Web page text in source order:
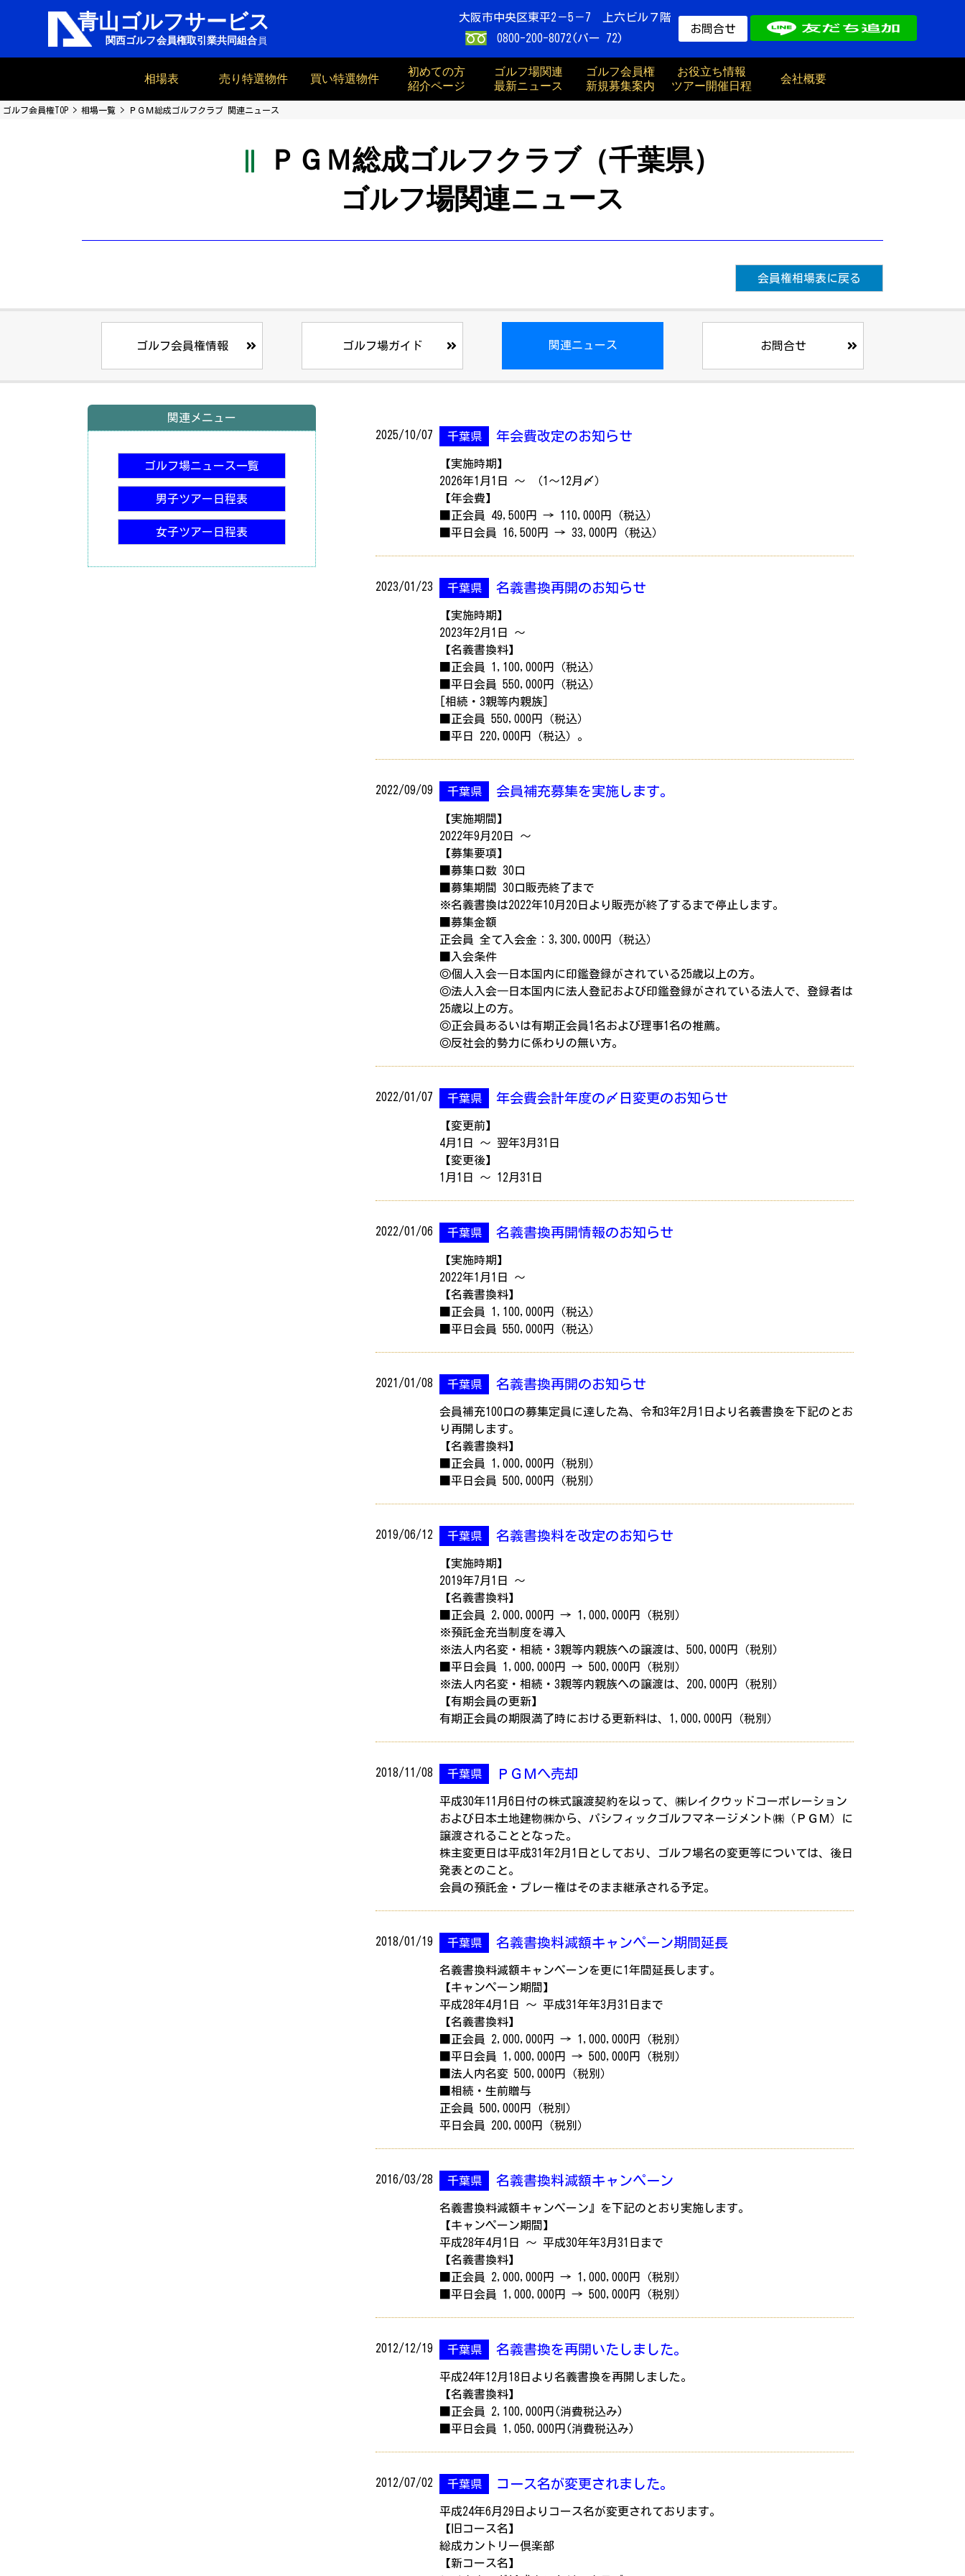
大阪市中央区東平2－5－7 上六ビル７階
0800-200-8072(パー 72)
お問合せ
相場表 売り特選物件 買い特選物件
初めての方
紹介ページ
ゴルフ場関連
最新ニュース
ゴルフ会員権
新規募集案内
お役立ち情報
ツアー開催日程
会社概要
ゴルフ会員権TOP 相場一覧 ＰＧＭ総成ゴルフクラブ 関連ニュース
ＰＧＭ総成ゴルフクラブ（千葉県）
ゴルフ場関連ニュース
会員権相場表に戻る
ゴルフ会員権情報 ゴルフ場ガイド 関連ニュース お問合せ
関連メニュー
ゴルフ場ニュース一覧
男子ツアー日程表
女子ツアー日程表
2025/10/07 千葉県 年会費改定のお知らせ
【実施時期】
2026年1月1日 ～ （1～12月〆）
【年会費】
■正会員 49,500円 → 110,000円（税込）
■平日会員 16,500円 → 33,000円（税込）
2023/01/23 千葉県 名義書換再開のお知らせ
【実施時期】
2023年2月1日 ～
【名義書換料】
■正会員 1,100,000円（税込）
■平日会員 550,000円（税込）
[相続・3親等内親族]
■正会員 550,000円（税込）
■平日 220,000円（税込）。
2022/09/09 千葉県 会員補充募集を実施します。
【実施期間】
2022年9月20日 ～
【募集要項】
■募集口数 30口
■募集期間 30口販売終了まで
※名義書換は2022年10月20日より販売が終了するまで停止します。
■募集金額
正会員 全て入会金：3,300,000円（税込）
■入会条件
◎個人入会―日本国内に印鑑登録がされている25歳以上の方。
◎法人入会―日本国内に法人登記および印鑑登録がされている法人で、登録者は
25歳以上の方。
◎正会員あるいは有期正会員1名および理事1名の推薦。
◎反社会的勢力に係わりの無い方。
2022/01/07 千葉県 年会費会計年度の〆日変更のお知らせ
【変更前】
4月1日 ～ 翌年3月31日
【変更後】
1月1日 ～ 12月31日
2022/01/06 千葉県 名義書換再開情報のお知らせ
【実施時期】
2022年1月1日 ～
【名義書換料】
■正会員 1,100,000円（税込）
■平日会員 550,000円（税込）
2021/01/08 千葉県 名義書換再開のお知らせ
会員補充100口の募集定員に達した為、令和3年2月1日より名義書換を下記のとお
り再開します。
【名義書換料】
■正会員 1,000,000円（税別）
■平日会員 500,000円（税別）
2019/06/12 千葉県 名義書換料を改定のお知らせ
【実施時期】
2019年7月1日 ～
【名義書換料】
■正会員 2,000,000円 → 1,000,000円（税別）
※預託金充当制度を導入
※法人内名変・相続・3親等内親族への譲渡は、500,000円（税別）
■平日会員 1,000,000円 → 500,000円（税別）
※法人内名変・相続・3親等内親族への譲渡は、200,000円（税別）
【有期会員の更新】
有期正会員の期限満了時における更新料は、1,000,000円（税別）
2018/11/08 千葉県 ＰＧＭへ売却
平成30年11月6日付の株式譲渡契約を以って、㈱レイクウッドコーポレーション
および日本土地建物㈱から、パシフィックゴルフマネージメント㈱（ＰＧＭ）に
譲渡されることとなった。
株主変更日は平成31年2月1日としており、ゴルフ場名の変更等については、後日
発表とのこと。
会員の預託金・プレー権はそのまま継承される予定。
2018/01/19 千葉県 名義書換料減額キャンペーン期間延長
名義書換料減額キャンペーンを更に1年間延長します。
【キャンペーン期間】
平成28年4月1日 ～ 平成31年年3月31日まで
【名義書換料】
■正会員 2,000,000円 → 1,000,000円（税別）
■平日会員 1,000,000円 → 500,000円（税別）
■法人内名変 500,000円（税別）
■相続・生前贈与
正会員 500,000円（税別）
平日会員 200,000円（税別）
2016/03/28 千葉県 名義書換料減額キャンペーン
名義書換料減額キャンペーン』を下記のとおり実施します。
【キャンペーン期間】
平成28年4月1日 ～ 平成30年年3月31日まで
【名義書換料】
■正会員 2,000,000円 → 1,000,000円（税別）
■平日会員 1,000,000円 → 500,000円（税別）
2012/12/19 千葉県 名義書換を再開いたしました。
平成24年12月18日より名義書換を再開しました。
【名義書換料】
■正会員 2,100,000円(消費税込み)
■平日会員 1,050,000円(消費税込み)
2012/07/02 千葉県 コース名が変更されました。
平成24年6月29日よりコース名が変更されております。
【旧コース名】
総成カントリー倶楽部
【新コース名】